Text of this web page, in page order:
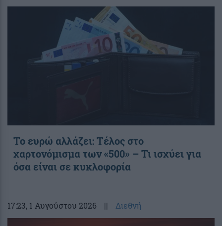
Το ευρώ αλλάζει: Τέλος στο
χαρτονόμισμα των «500» – Τι ισχύει για
όσα είναι σε κυκλοφορία
17:23, 1 Αυγούστου 2026 || Διεθνή